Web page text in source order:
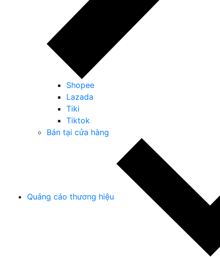
Shopee
Lazada
Tiki
Tiktok
Bán tại cửa hàng
Quảng cáo thương hiệu